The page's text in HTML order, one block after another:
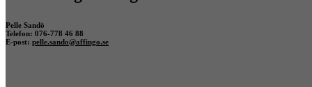
Pelle Sandö
Telefon: 076-778 46 88
E-post: pelle.sando@affingo.se